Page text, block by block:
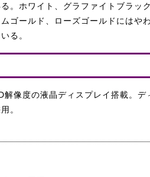
。ホワイト、グラファイトブラッ
ゴールド、ローズゴールドにはや
る。
像度の液晶ディスプレイ搭載。デ
。